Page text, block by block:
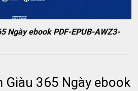
Ngày ebook PDF-EPUB-AWZ3-
Giàu 365 Ngày ebook